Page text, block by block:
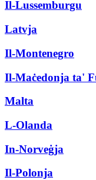
Il-Lussemburgu
Latvja
Il-Montenegro
Il-Maċedonja ta'
Malta
L-Olanda
In-Norveġja
Il-Polonja